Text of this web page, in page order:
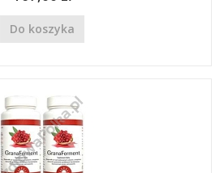
Do koszyka